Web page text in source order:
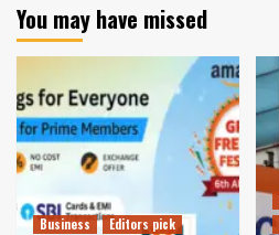
You may have missed
Business
Editors pick